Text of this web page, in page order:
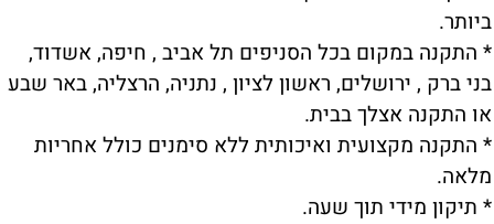
ביותר.
* התקנה במקום בכל הסניפים תל אביב , חיפה, אשדוד,
בני ברק , ירושלים, ראשון לציון , נתניה, הרצליה, באר שבע
או התקנה אצלך בבית.
* התקנה מקצועית ואיכותית ללא סימנים כולל אחריות
מלאה.
* תיקון מידי תוך שעה.